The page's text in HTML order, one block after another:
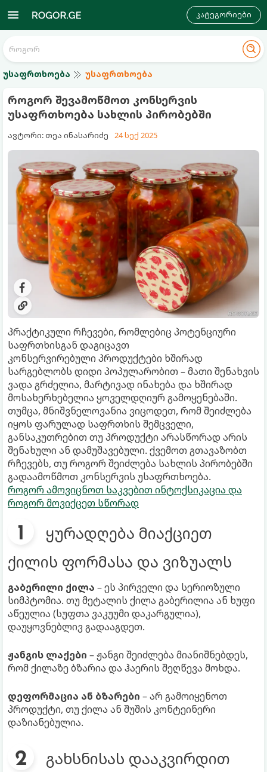
კატეგორიები
უსაფრთხოება უსაფრთხოება
როგორ შევამოწმოთ კონსერვის
უსაფრთხოება სახლის პირობებში
ავტორი: თეა ინასარიძე 24 სექ 2025
პრაქტიკული რჩევები, რომლებიც პოტენციური
საფრთხისგან დაგიცავთ
კონსერვირებული პროდუქტები ხშირად
სარგებლობს დიდი პოპულარობით – მათი შენახვის
ვადა გრძელია, მარტივად ინახება და ხშირად
მოსახერხებელია ყოველდღიურ გამოყენებაში.
თუმცა, მნიშვნელოვანია ვიცოდეთ, რომ შეიძლება
იყოს ფარულად საფრთხის შემცველი,
განსაკუთრებით თუ პროდუქტი არასწორად არის
შენახული ან დამუშავებული. ქვემოთ გთავაზობთ
რჩევებს, თუ როგორ შეიძლება სახლის პირობებში
გადაამოწმოთ კონსერვის უსაფრთხოება.
როგორ ამოვიცნოთ საკვებით ინტოქსიკაცია და
როგორ მოვიქცეთ სწორად
ყურადღება მიაქციეთ
ქილის ფორმასა და ვიზუალს
გაბერილი ქილა – ეს პირველი და სერიოზული
სიმპტომია. თუ მეტალის ქილა გაბერილია ან ხუფი
აწეულია (სუფთა ვაკუუმი დაკარგულია),
დაუყოვნებლივ გადააგდეთ.
ჟანგის ლაქები – ჟანგი შეიძლება მიანიშნებდეს,
რომ ქილაზე ბზარია და ჰაერის შეღწევა მოხდა.
დეფორმაცია ან ბზარები – არ გამოიყენოთ
პროდუქტი, თუ ქილა ან შუშის კონტეინერი
დაზიანებულია.
გახსნისას დააკვირდით